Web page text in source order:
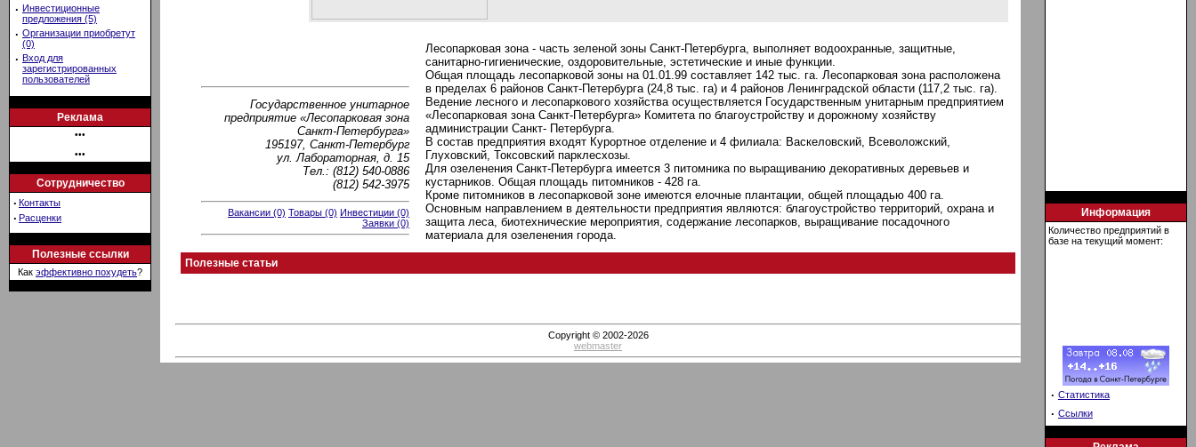
· Инвестиционные
предложения (5)
· Организации приобретут
(0)
· Вход для
зарегистрированных
пользователей
Реклама
•••
•••
Сотрудничество
· Контакты
· Расценки
Полезные ссылки
Как эффективно похудеть?
Лесопарковая зона - часть зеленой зоны Санкт-Петербурга, выполняет водоохранные, защитные,
санитарно-гигиенические, оздоровительные, эстетические и иные функции.
Общая площадь лесопарковой зоны на 01.01.99 составляет 142 тыс. га. Лесопарковая зона расположена
в пределах 6 районов Санкт-Петербурга (24,8 тыс. га) и 4 районов Ленинградской области (117,2 тыс. га).
Ведение лесного и лесопаркового хозяйства осуществляется Государственным унитарным предприятием
«Лесопарковая зона Санкт-Петербурга» Комитета по благоустройству и дорожному хозяйству
администрации Санкт- Петербурга.
В состав предприятия входят Курортное отделение и 4 филиала: Васкеловский, Всеволожский,
Глуховский, Токсовский парклесхозы.
Для озеленения Санкт-Петербурга имеется 3 питомника по выращиванию декоративных деревьев и
кустарников. Общая площадь питомников - 428 га.
Кроме питомников в лесопарковой зоне имеются елочные плантации, общей площадью 400 га.
Основным направлением в деятельности предприятия являются: благоустройство территорий, охрана и
защита леса, биотехнические мероприятия, содержание лесопарков, выращивание посадочного
материала для озеленения города.
Государственное унитарное
предприятие «Лесопарковая зона
Санкт-Петербурга»
195197, Санкт-Петербург
ул. Лабораторная, д. 15
Тел.: (812) 540-0886
(812) 542-3975
Вакансии (0) Товары (0) Инвестиции (0)
Заявки (0)
Полезные статьи
Copyright © 2002-2026
webmaster
Информация
Количество предприятий в
базе на текущий момент:
· Статистика
· Ссылки